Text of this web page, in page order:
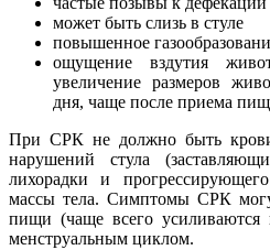
может быть слизь в стуле
повышенное
ощущение вздутия
увеличение размеров
дня, чаще после приема
При СРК не должно быть
нарушений стула
лихорадки и
массы тела. Симптомы СРК
пищи (чаще всего
менструальным циклом.